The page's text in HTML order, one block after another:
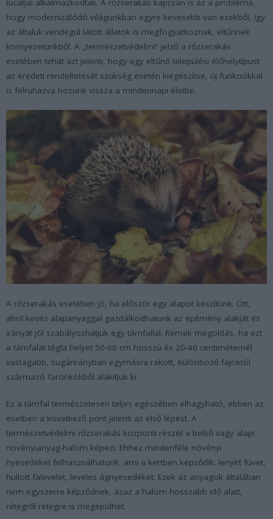
tucatjai alkalmazkodtak. A rőzserakás kapcsán is az a probléma,
hogy modernizálódó világunkban egyre kevesebb van ezekből, így
az általuk vendégül látott állatok is megfogyatkoznak, eltűnnek
környezetünkből. A „természetvédelmi” jelző a rőzserakás
esetében tehát azt jelenti, hogy egy eltűnő települési élőhelytípust
az eredeti rendeltetését szükség esetén kiegészítve, új funkciókkal
is felruházva hozunk vissza a mindennapi életbe.
A rőzserakás esetében jó, ha először egy alapot készítünk. Ott,
ahol kevés alapanyaggal gazdálkodhatunk az építmény alakját és
irányát jól szabályozhatjuk egy támfallal. Remek megoldás, ha ezt
a támfalat tégla helyet 50-60 cm hosszú és 20-40 centiméternél
vastagabb, sugárirányban egymásra rakott, különböző fajoktól
származó farönkökből alakítjuk ki.
Ez a támfal természetesen teljes egészében elhagyható, ebben az
esetben a következő pont jelenti az első lépést. A
természetvédelmi rőzserakás központi részét a belső vagy alapi
növényianyag-halom képezi. Ehhez mindenféle növényi
nyesedéket felhasználhatunk, ami a kertben képződik: lenyírt füvet,
hullott falevelet, leveles ágnyesedéket. Ezek az anyagok általában
nem egyszerre képződnek, azaz a halom hosszabb idő alatt,
rétegről rétegre is megépülhet.